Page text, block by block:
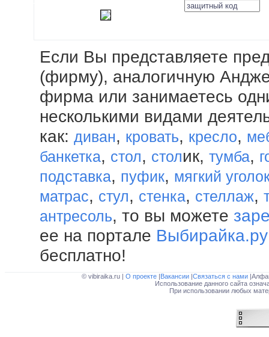
Если Вы представляете
(фирму), аналогичную
фирма или занимаетесь
несколькими видами
как: диван, кровать, кресло,
банкетка, стол, столик, тумба,
подставка, пуфик, мягкий
матрас, стул, стенка, стеллаж,
антресоль, то вы можете
ее на портале Выбирайка.ру
бесплатно!
© vibiraika.ru | О проекте |Вакансии |Связаться с нами
Использование данного сайта
При использовании любых